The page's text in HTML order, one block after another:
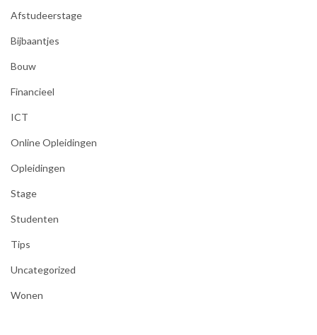
Afstudeerstage
Bijbaantjes
Bouw
Financieel
ICT
Online Opleidingen
Opleidingen
Stage
Studenten
Tips
Uncategorized
Wonen